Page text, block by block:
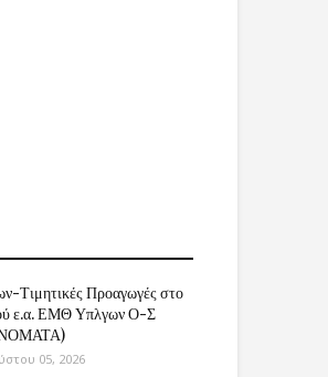
Τιμητικές Προαγωγές στο
ε.α. ΕΜΘ Υπλγων Ο-Σ
05, 2026